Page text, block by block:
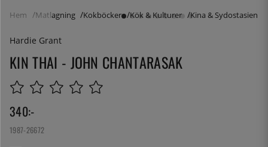
Hem Matlagning Kokböcker Kök & Kulturer Kina & Sydostasien
Hardie Grant
KIN THAI - JOHN CHANTARASAK
340:-
1987-26672